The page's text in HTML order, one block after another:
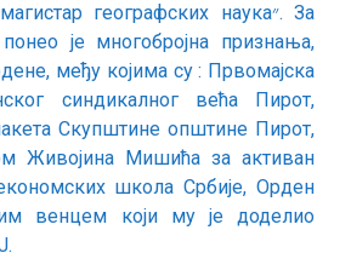
је многобројна признања,
међу којима су : Првомајска
синдикалног већа Пирот,
Скупштине општине Пирот,
Живојина Мишића за активан
школа Србије, Орден
венцем који му је доделио